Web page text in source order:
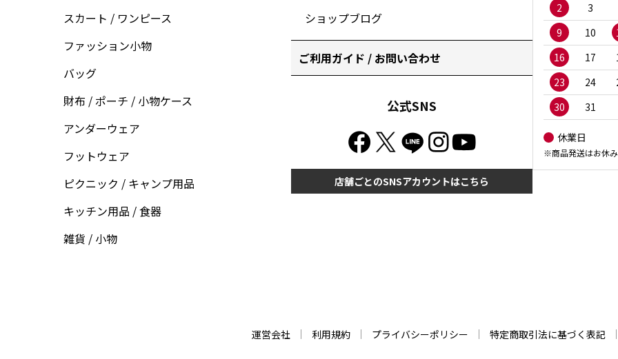
スカート / ワンピース
ファッション小物
バッグ
財布 / ポーチ / 小物ケース
アンダーウェア
フットウェア
ピクニック / キャンプ用品
キッチン用品 / 食器
雑貨 / 小物
ショップブログ
ご利用ガイド / お問い合わせ
公式SNS
店舗ごとのSNSアカウントはこちら
2
3
9
10
16
17
23
24
30
31
休業日
※商品発送はお休
運営会社 利用規約 プライバシーポリシー 特定商取引法に基づく表記